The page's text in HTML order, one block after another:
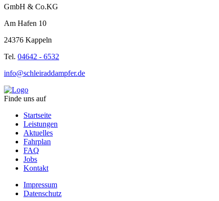
GmbH & Co.KG
Am Hafen 10
24376 Kappeln
Tel. 04642 - 6532
info@schleiraddampfer.de
Finde uns auf
Startseite
Leistungen
Aktuelles
Fahrplan
FAQ
Jobs
Kontakt
Impressum
Datenschutz